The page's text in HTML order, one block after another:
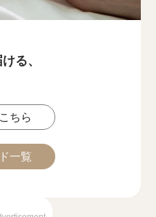
る、
ちら
一覧